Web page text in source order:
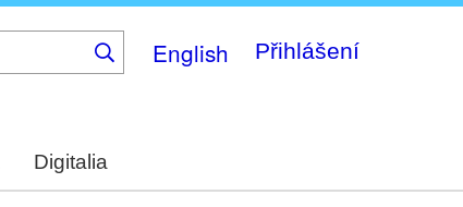
English Přihlášení
Digitalia